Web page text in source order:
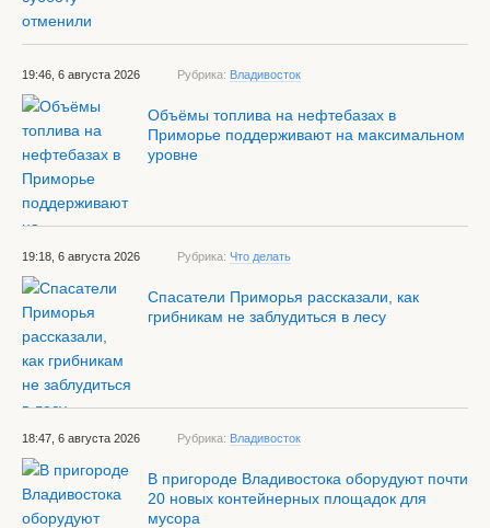
19:46, 6 августа 2026 Рубрика: Владивосток
Объёмы топлива на нефтебазах в
Приморье поддерживают на максимальном
уровне
19:18, 6 августа 2026 Рубрика: Что делать
Спасатели Приморья рассказали, как
грибникам не заблудиться в лесу
18:47, 6 августа 2026 Рубрика: Владивосток
В пригороде Владивостока оборудуют почти
20 новых контейнерных площадок для
мусора